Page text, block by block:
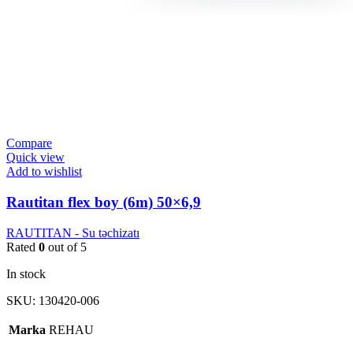
Compare
Quick view
Add to wishlist
Rautitan flex boy (6m) 50×6,9
RAUTITAN - Su təchizatı
Rated 0 out of 5
In stock
SKU: 130420-006
Marka REHAU